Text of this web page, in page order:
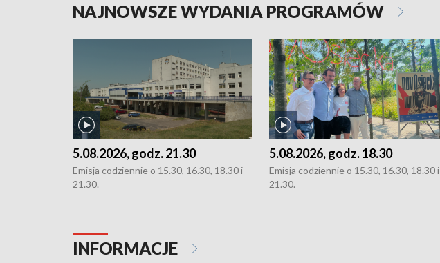
NAJNOWSZE WYDANIA PROGRAMÓW
5.08.2026, godz. 21.30
Emisja codziennie o 15.30, 16.30, 18.30 i
21.30.
5.08.2026, godz. 18.30
Emisja codziennie o 15.30, 16.30, 18.30 i
21.30.
INFORMACJE